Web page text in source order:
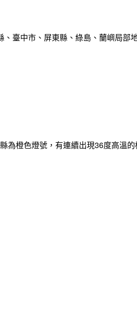
臺中市、屏東縣、綠島、蘭嶼局部
橙色燈號，有連續出現36度高溫